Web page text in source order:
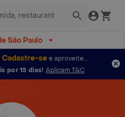
São Paulo
Cadastre-se e aproveite...
por 15 dias! Aplicam T&C